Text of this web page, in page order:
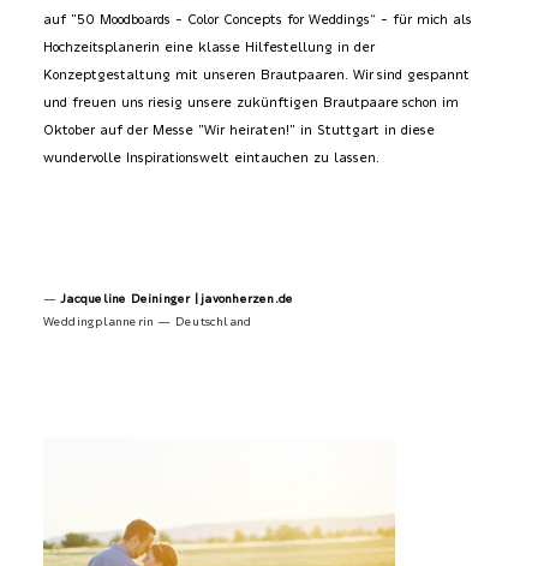
auf "50 Moodboards – Color Concepts for Weddings“ – für mich als
Hochzeitsplanerin eine klasse Hilfestellung in der
Konzeptgestaltung mit unseren Brautpaaren. Wir sind gespannt
und freuen uns riesig unsere zukünftigen Brautpaare schon im
Oktober auf der Messe "Wir heiraten!" in Stuttgart in diese
wundervolle Inspirationswelt eintauchen zu lassen.
—Jacqueline Deininger | javonherzen.de
Weddingplannerin — Deutschland